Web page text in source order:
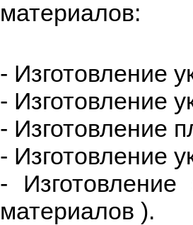
материалов:
- Изготовление
- Изготовление
- Изготовление
- Изготовление
-
материалов ).